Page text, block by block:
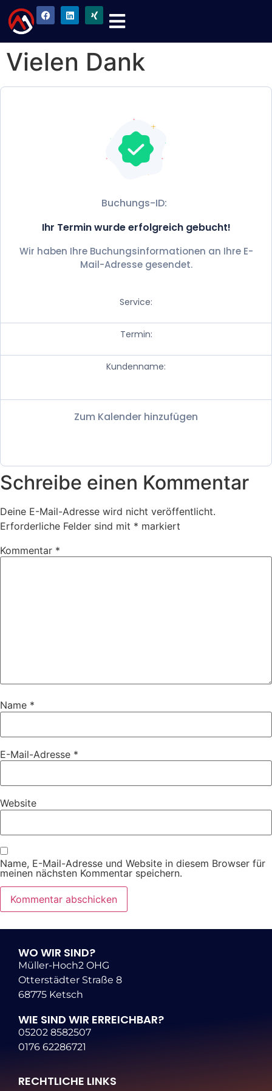
Vielen Dank
Buchungs-ID:
Ihr Termin wurde erfolgreich gebucht!
Wir haben Ihre Buchungsinformationen an Ihre E-
Mail-Adresse gesendet.
Service:
Termin:
Kundenname:
Zum Kalender hinzufügen
Schreibe einen Kommentar
Deine E-Mail-Adresse wird nicht veröffentlicht.
Erforderliche Felder sind mit * markiert
Kommentar *
Name *
E-Mail-Adresse *
Website
Name, E-Mail-Adresse und Website in diesem Browser für
meinen nächsten Kommentar speichern.
WO WIR SIND?
Müller-Hoch2 OHG
Otterstädter Straße 8
68775 Ketsch
WIE SIND WIR ERREICHBAR?
05202 8582507
0176 62286721
RECHTLICHE LINKS